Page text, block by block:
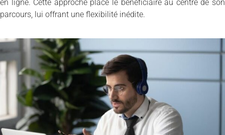
en ligne. Cette approche place le bénéficiaire au centre de son
parcours, lui offrant une flexibilité inédite.